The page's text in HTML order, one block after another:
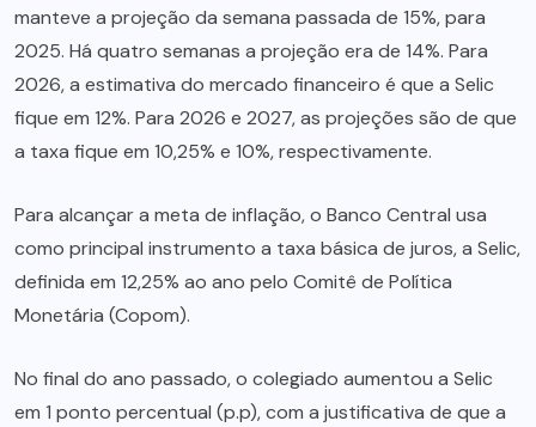
manteve a projeção da semana passada de 15%, para
2025. Há quatro semanas a projeção era de 14%. Para
2026, a estimativa do mercado financeiro é que a Selic
fique em 12%. Para 2026 e 2027, as projeções são de que
a taxa fique em 10,25% e 10%, respectivamente.
Para alcançar a meta de inflação, o Banco Central usa
como principal instrumento a taxa básica de juros, a Selic,
definida em 12,25% ao ano pelo Comitê de Política
Monetária (Copom).
No final do ano passado, o colegiado aumentou a Selic
em 1 ponto percentual (p.p), com a justificativa de que a